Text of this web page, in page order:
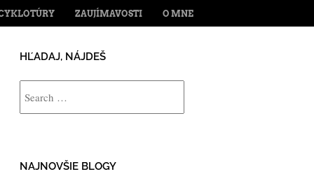
ZAUJÍMAVOSTI O MNE
HĽADAJ, NÁJDEŠ
NAJNOVŠIE BLOGY